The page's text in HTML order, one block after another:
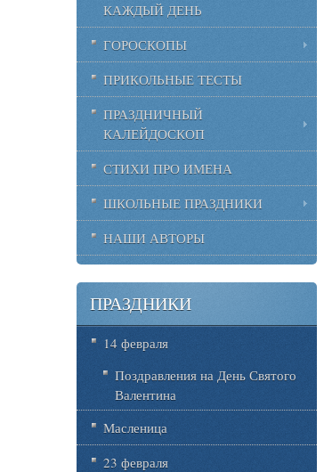
КАЖДЫЙ ДЕНЬ
ГОРОСКОПЫ
ПРИКОЛЬНЫЕ ТЕСТЫ
ПРАЗДНИЧНЫЙ
КАЛЕЙДОСКОП
СТИХИ ПРО ИМЕНА
ШКОЛЬНЫЕ ПРАЗДНИКИ
НАШИ АВТОРЫ
ПРАЗДНИКИ
14 февраля
Поздравления на День Святого
Валентина
Масленица
23 февраля